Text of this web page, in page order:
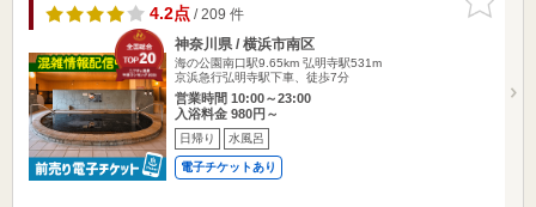
りに追加
4.2点/ 209 件
神奈川県 / 横浜市南区
海の公園南口駅9.65km 弘明寺駅531m
京浜急行弘明寺駅下車、徒歩7分
営業時間 10:00～23:00
入浴料金 980円～
日帰り 水風呂
電子チケットあり